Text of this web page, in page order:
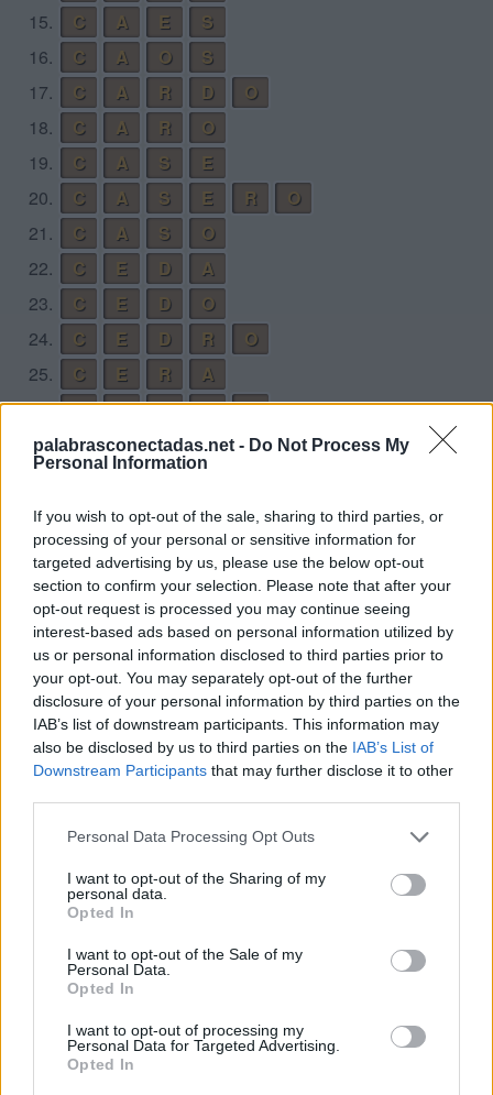
palabrasconectadas.net - Do Not Process My
Personal Information
If you wish to opt-out of the sale, sharing to third parties, or
processing of your personal or sensitive information for
targeted advertising by us, please use the below opt-out
section to confirm your selection. Please note that after your
opt-out request is processed you may continue seeing
interest-based ads based on personal information utilized by
us or personal information disclosed to third parties prior to
your opt-out. You may separately opt-out of the further
disclosure of your personal information by third parties on the
IAB’s list of downstream participants. This information may
also be disclosed by us to third parties on the IAB’s List of
Downstream Participants that may further disclose it to other
Personal Data Processing Opt Outs
I want to opt-out of the Sharing of my
personal data.
Opted In
I want to opt-out of the Sale of my
Personal Data.
Opted In
I want to opt-out of processing my
Personal Data for Targeted Advertising.
Opted In
15.
C A E
S
16.
C A O
S
17.
C A R D
O
18.
C A R
O
19.
C A S
E
20.
C A S E R
O
21.
C A S
O
22.
C E D
A
23.
C E D
O
24.
C E D R
O
25.
C E R
A
26. C E R D
A
27. C E R D
O
29.
C E S
A
30. C E S A D
O
31. C E S A
R
32.
C O D
A
33.
C O R
A
34. C O R E
A
35.
C O R S
A
36. C O S
A
37. C O S
E
C O S E
R
S
C R E
C R E
C R E D
O
C R